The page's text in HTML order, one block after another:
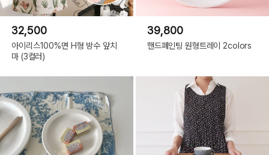
32,500
아이리스100%면 H형 방수 앞치
마 (3컬러)
39,800
핸드페인팅 원형트레이 2colors